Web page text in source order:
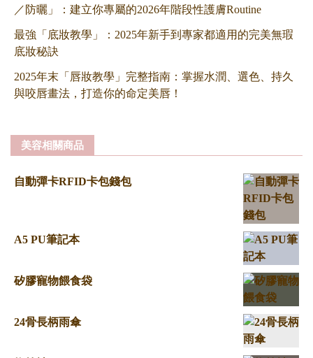
／防曬」：建立你專屬的2026年階段性護膚Routine
最強「底妝教學」：2025年新手到專家都適用的完美無瑕
底妝秘訣
2025年末「唇妝教學」完整指南：掌握水潤、選色、持久
與咬唇畫法，打造你的命定美唇！
美容相關商品
自動彈卡RFID卡包錢包
A5 PU筆記本
矽膠寵物餵食袋
24骨長柄雨傘